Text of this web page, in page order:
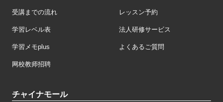
受講までの流れ レッスン予約
学習レベル表 法人研修サービス
学習メモplus よくあるご質問
网校教师招聘
チャイナモール